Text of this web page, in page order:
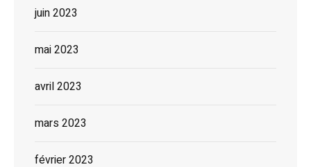
juin 2023
mai 2023
avril 2023
mars 2023
février 2023